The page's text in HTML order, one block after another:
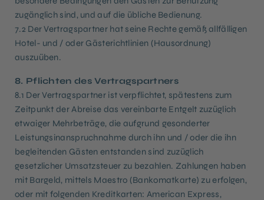
zugänglich sind, und auf die übliche Bedienung.
7.2 Der Vertragspartner hat seine Rechte gemäß allfälligen
Hotel- und / oder Gästerichtlinien (Hausordnung)
auszuüben.
8. Pflichten des Vertragspartners
8.1 Der Vertragspartner ist verpflichtet, spätestens zum
Zeitpunkt der Abreise das vereinbarte Entgelt zuzüglich
etwaiger Mehrbeträge, die aufgrund gesonderter
Leistungsinanspruchnahme durch ihn und / oder die ihn
begleitenden Gästen entstanden sind zuzüglich
gesetzlicher Umsatzsteuer zu bezahlen. Zahlungen haben
mit Bargeld, mittels Maestro (Bankomatkarte) zu erfolgen,
oder mit folgenden Kreditkarten: American Express,